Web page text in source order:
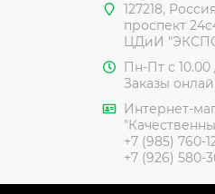
127218, Россия
проспект
ЦДиИ
Пн-Пт с 10.00
Заказы
Интернет-
+7 (985) 760-
+7 (926) 580-